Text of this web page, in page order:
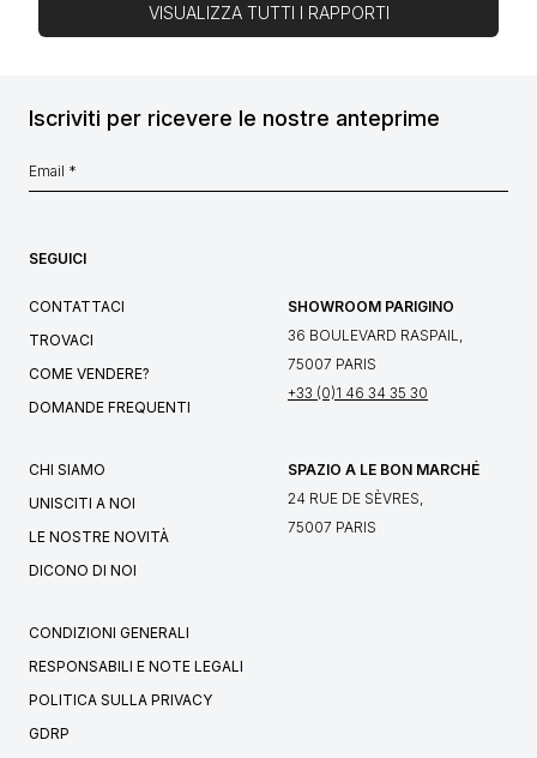
VISUALIZZA TUTTI I RAPPORTI
Iscriviti per ricevere le nostre anteprime
SEGUICI
CONTATTACI
TROVACI
COME VENDERE?
DOMANDE FREQUENTI
SHOWROOM PARIGINO
36 BOULEVARD RASPAIL,
75007 PARIS
+33 (0)1 46 34 35 30
CHI SIAMO
UNISCITI A NOI
LE NOSTRE NOVITÀ
DICONO DI NOI
SPAZIO A LE BON MARCHÉ
24 RUE DE SÈVRES,
75007 PARIS
CONDIZIONI GENERALI
RESPONSABILI E NOTE LEGALI
POLITICA SULLA PRIVACY
GDRP